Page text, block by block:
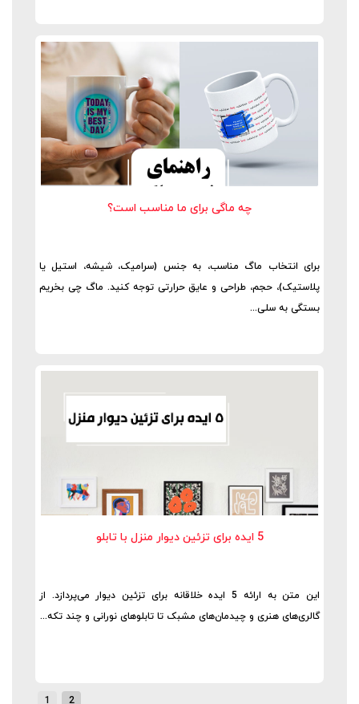
چه ماگی برای ما مناسب است؟
برای انتخاب ماگ مناسب، به جنس (سرامیک، شیشه، استیل یا
پلاستیک)، حجم، طراحی و عایق حرارتی توجه کنید. ماگ چی بخریم
بستگی به سلی...
5 ایده برای تزئین دیوار منزل با تابلو
این متن به ارائه 5 ایده خلاقانه برای تزئین دیوار می‌پردازد. از
گالری‌های هنری و چیدمان‌های مشبک تا تابلوهای نورانی و چند تکه...
1 2